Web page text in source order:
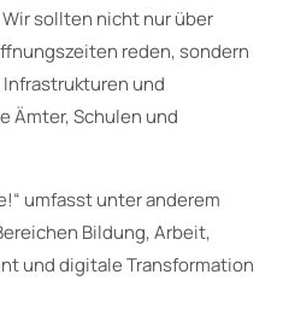
sollten nicht nur über
reden, sondern
und
Ämter, Schulen und
umfasst unter anderem
Bildung, Arbeit,
und digitale Transformation